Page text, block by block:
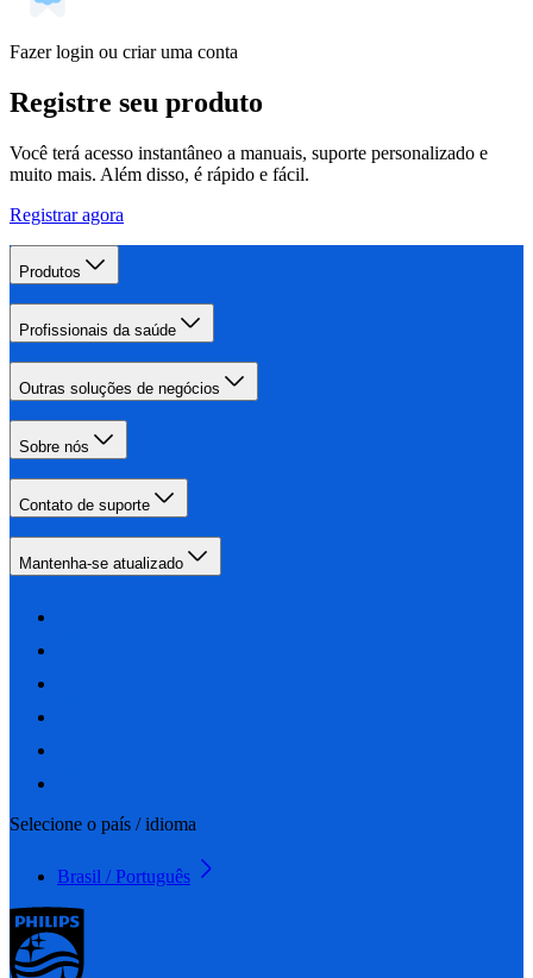
Fazer login ou criar uma conta
Registre seu produto
Você terá acesso instantâneo a manuais, suporte personalizado e
muito mais. Além disso, é rápido e fácil.
Registrar agora
Produtos
Profissionais da saúde
Outras soluções de negócios
Sobre nós
Contato de suporte
Mantenha-se atualizado
Selecione o país / idioma
Brasil / Português